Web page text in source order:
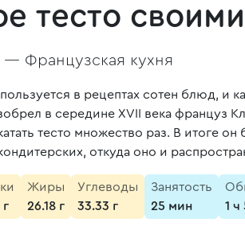
тесто
— Французская кухня
в рецептах сотен блюд, и
в середине XVII века француз
тесто множество раз. В итоге
откуда оно и
г
Жиры
26.18 г
Углеводы
33.33 г
Занятость
25 мин
1 ч